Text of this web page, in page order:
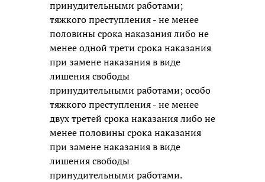
принудительными работами;
тяжкого преступления - не менее
половины срока наказания либо не
менее одной трети срока наказания
при замене наказания в виде
лишения свободы
принудительными работами; особо
тяжкого преступления - не менее
двух третей срока наказания либо не
менее половины срока наказания
при замене наказания в виде
лишения свободы
принудительными работами.